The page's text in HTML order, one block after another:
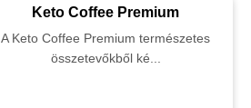
Keto Coffee Premium
A Keto Coffee Premium természetes
összetevőkből ké...